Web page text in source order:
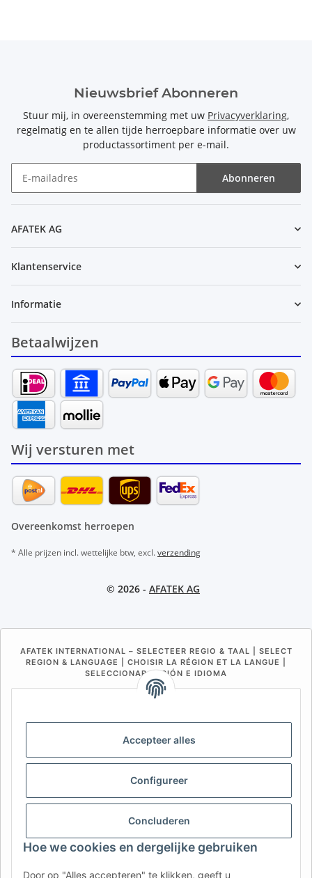
Accepteer alles
Configureer
Concluderen
Hoe we cookies en dergelijke gebruiken
Door op "Alles accepteren" te klikken, geeft u
Nieuwsbrief Abonneren
Stuur mij, in overeenstemming met uw Privacyverklaring,
regelmatig en te allen tijde herroepbare informatie over uw
productassortiment per e-mail.
Abonneren
AFATEK AG
Klantenservice
Informatie
Betaalwijzen
Wij versturen met
Overeenkomst herroepen
* Alle prijzen incl. wettelijke btw, excl.verzending
© 2026 - AFATEK AG
AFATEK INTERNATIONAL – SELECTEER REGIO & TAAL | SELECT
REGION & LANGUAGE | CHOISIR LA RÉGION ET LA LANGUE |
SELECCIONAR REGIÓN E IDIOMA
CH (IT) BE (NL) BE (FR) NL
USA
SE FI CZ HU SK
RO HR